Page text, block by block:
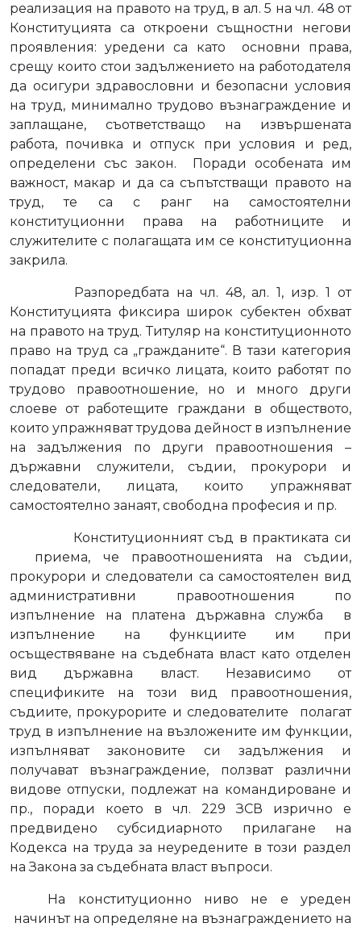
реализация на правото на труд, в ал. 5 на чл. 48 от
Конституцията са откроени същностни негови
проявления: уредени са като
основни права,
срещу които стои задължението на работодателя
да осигури здравословни и безопасни условия
на труд, минимално трудово възнаграждение и
заплащане, съответстващо на извършената
работа, почивка и отпуск при условия и ред,
определени със закон.
Поради особената им
важност, макар и да са съпътстващи правото на
труд, те са с ранг на самостоятелни
конституционни права на работниците и
служителите с полагащата им се конституционна
закрила.
Разпоредбата на чл. 48, ал. 1, изр. 1 от
Конституцията фиксира широк субектен обхват
на правото на труд. Титуляр на конституционното
право на труд са „гражданите“. В тази категория
попадат преди всичко лицата, които работят по
трудово правоотношение, но и много други
слоеве от работещите граждани в обществото,
които упражняват трудова дейност в изпълнение
на задължения по други правоотношения –
държавни служители, съдии, прокурори и
следователи, лицата, които упражняват
самостоятелно занаят, свободна професия и пр.
Конституционният съд в практиката си
приема, че правоотношенията на съдии,
прокурори и следователи са самостоятелен вид
административни правоотношения по
изпълнение на платена държавна служба
в
изпълнение на функциите им при
осъществяване на съдебната власт като отделен
вид държавна власт. Независимо от
спецификите на този вид правоотношения,
съдиите, прокурорите и следователите
полагат
труд в изпълнение на възложените им функции,
изпълняват законовите си задължения и
получават възнаграждение, ползват различни
видове отпуски, подлежат на командироване и
пр., поради което в чл. 229 ЗСВ изрично е
предвидено субсидиарното прилагане на
Кодекса на труда за неуредените в този раздел
на Закона за съдебната власт въпроси.
На конституционно ниво не е уреден
начинът на определяне на възнаграждението на